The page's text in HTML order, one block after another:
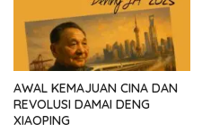
AWAL KEMAJUAN CINA DAN
REVOLUSI DAMAI DENG
XIAOPING